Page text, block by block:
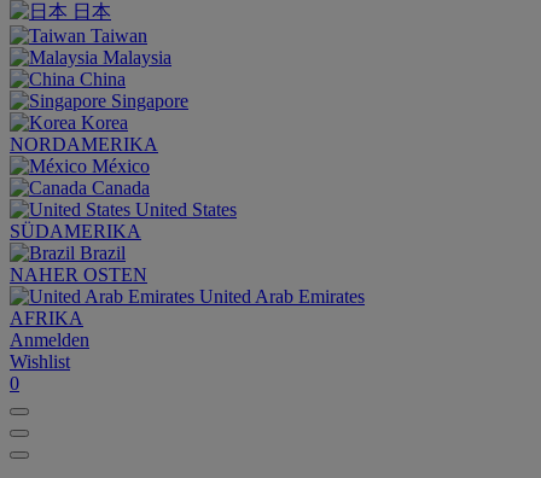
日本
Taiwan
Malaysia
China
Singapore
Korea
NORDAMERIKA
México
Canada
United States
SÜDAMERIKA
Brazil
NAHER OSTEN
United Arab Emirates
AFRIKA
Anmelden
Wishlist
0